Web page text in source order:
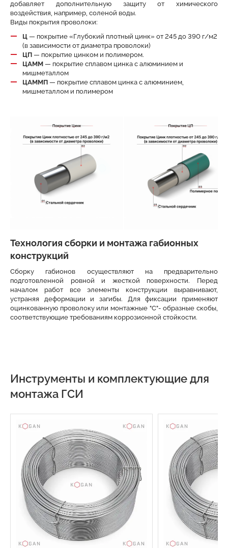
добавляет дополнительную защиту от химического
воздействия, например, соленой воды.
Виды покрытия проволоки:
Ц — покрытие «Глубокий плотный цинк» от 245 до 390 г/м2
(в зависимости от диаметра проволоки)
ЦП — покрытие цинком и полимером.
ЦАММ — покрытие сплавом цинка с алюминием и
мишметаллом
ЦАММП — покрытие сплавом цинка с алюминием,
мишметаллом и полимером
Технология сборки и монтажа габионных
конструкций
Сборку габионов осуществляют на предварительно
подготовленной ровной и жесткой поверхности. Перед
началом работ все элементы конструкции выравнивают,
устраняя деформации и загибы. Для фиксации применяют
оцинкованную проволоку или монтажные "С"- образные скобы,
соответствующие требованиям коррозионной стойкости.
Инструменты и комплектующие для
монтажа ГСИ